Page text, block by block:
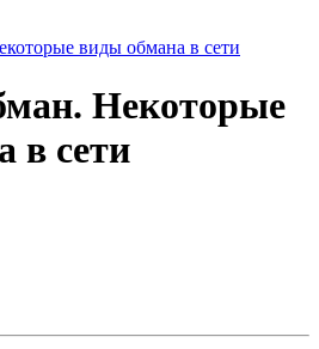
виды обмана в сети
Некоторые
в сети